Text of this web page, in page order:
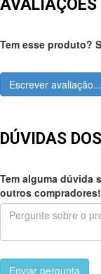
AVALIAÇÕES
Tem esse produto?
Escrever avaliação...
DÚVIDAS
Tem alguma dúvida
outros compradores!
Enviar pergunta